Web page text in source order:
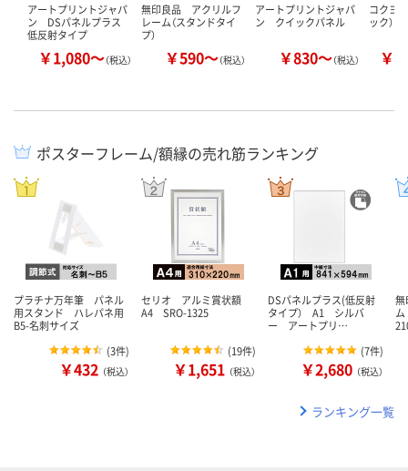
アートプリントジャパ
ン DSパネルプラス
低反射タイプ
￥1,080～（税込）
無印良品 アクリルフ
レーム（スタンドタイ
プ）
￥590～（税込）
アートプリントジャパ
ン クイックパネル
￥830～（税込）
コクヨ
ック）
￥
ポスターフレーム/額縁の売れ筋ランキング
プラチナ万年筆 パネル
用スタンド ハレパネ用
B5-名刺サイズ
(3件)
￥432 （税込）
セリオ アルミ賞状額
A4 SRO-1325
(19件)
￥1,651 （税込）
DSパネルプラス(低反射
タイプ） A1 シルバ
ー アートプリ…
(7件)
￥2,680 （税込）
無
ム
ランキング一覧